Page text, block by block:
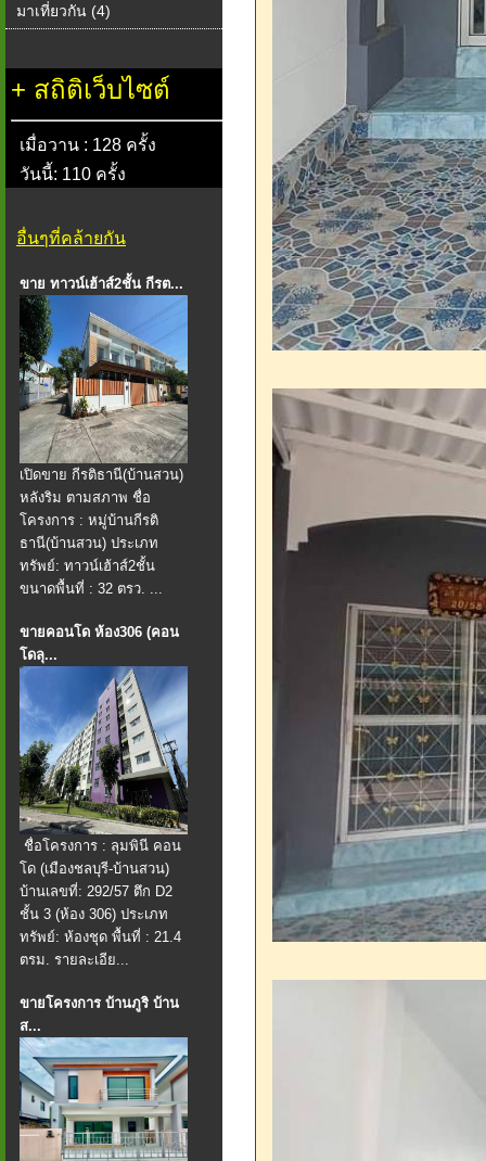
มาเที่ยวกัน (4)
+ สถิติเว็บไซต์
เมื่อวาน : 128 ครั้ง
วันนี้: 110 ครั้ง
อื่นๆที่คล้ายกัน
ขาย ทาวน์เฮ้าส์2ชั้น กีรต...
เปิดขาย กีรติธานี(บ้านสวน)
หลังริม ตามสภาพ ชื่อ
โครงการ : หมู่บ้านกีรติ
ธานี(บ้านสวน) ประเภท
ทรัพย์: ทาวน์เฮ้าส์2ชั้น
ขนาดพื้นที่ : 32 ตรว. ...
ขายคอนโด ห้อง306 (คอน
โดลุ...
ชื่อโครงการ : ลุมพินี คอน
โด (เมืองชลบุรี-บ้านสวน)
บ้านเลขที่: 292/57 ตึก D2
ชั้น 3 (ห้อง 306) ประเภท
ทรัพย์: ห้องชุด พื้นที่ : 21.4
ตรม. รายละเอีย...
ขายโครงการ บ้านภูริ บ้าน
ส...